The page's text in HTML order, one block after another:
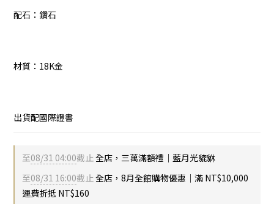
配石：鑽石
材質：18K金
出貨配國際證書
至08/31 04:00截止全店，三萬滿額禮｜藍月光貔貅
至08/31 16:00截止全店，8月全館購物優惠｜滿 NT$10,000
運費折抵 NT$160